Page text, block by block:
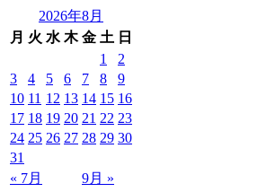
2026年8月
月 火 水 木 金 土 日
« 7月 9月 »
1
2
3
4 5 6 7 8
9
10 11 12 13 14 15 16
17 18 19 20 21 22 23
24 25 26 27 28 29 30
31